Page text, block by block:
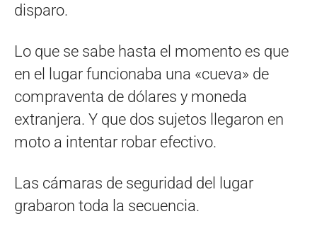
disparo.
Lo que se sabe hasta el momento es que
en el lugar funcionaba una «cueva» de
compraventa de dólares y moneda
extranjera. Y que dos sujetos llegaron en
moto a intentar robar efectivo.
Las cámaras de seguridad del lugar
grabaron toda la secuencia.